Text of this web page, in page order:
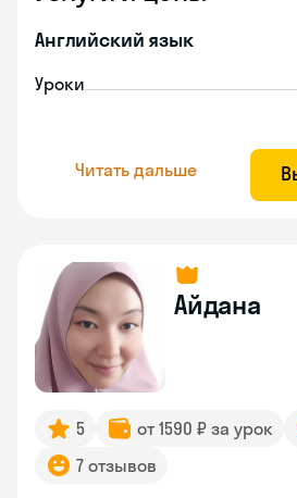
Английский язык
Уроки
Читать дальше
Айдана
5 от 1590 ₽ за урок
7 отзывов